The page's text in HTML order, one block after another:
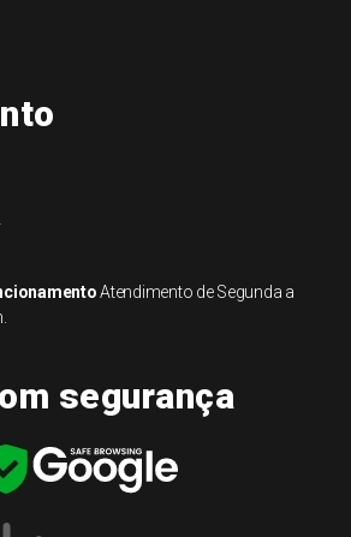
Atendimento de Segunda a
segurança